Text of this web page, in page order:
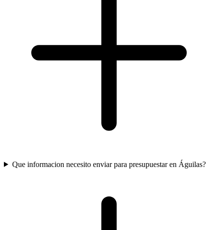
Que informacion necesito enviar para presupuestar en Águilas?